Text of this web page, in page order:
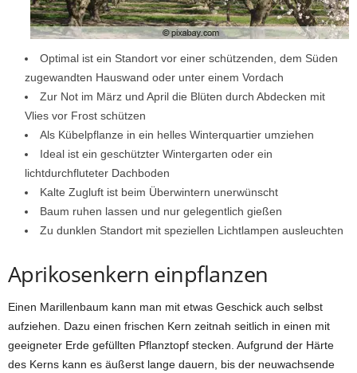
Optimal ist ein Standort vor einer schützenden, dem Süden
zugewandten Hauswand oder unter einem Vordach
Zur Not im März und April die Blüten durch Abdecken mit
Vlies vor Frost schützen
Als Kübelpflanze in ein helles Winterquartier umziehen
Ideal ist ein geschützter Wintergarten oder ein
lichtdurchfluteter Dachboden
Kalte Zugluft ist beim Überwintern unerwünscht
Baum ruhen lassen und nur gelegentlich gießen
Zu dunklen Standort mit speziellen Lichtlampen ausleuchten
Aprikosenkern einpflanzen
Einen Marillenbaum kann man mit etwas Geschick auch selbst
aufziehen. Dazu einen frischen Kern zeitnah seitlich in einen mit
geeigneter Erde gefüllten Pflanztopf stecken. Aufgrund der Härte
des Kerns kann es äußerst lange dauern, bis der neuwachsende